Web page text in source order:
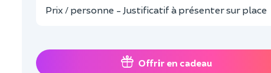
Prix / personne - Justificatif à présenter sur place
Offrir en cadeau